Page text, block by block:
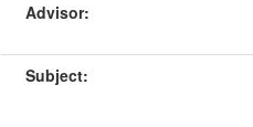
Advisor:
Subject: